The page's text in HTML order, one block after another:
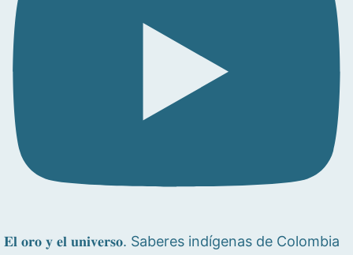
𝐄𝐥 𝐨𝐫𝐨 𝐲 𝐞𝐥 𝐮𝐧𝐢𝐯𝐞𝐫𝐬𝐨. Saberes indígenas de Colombia